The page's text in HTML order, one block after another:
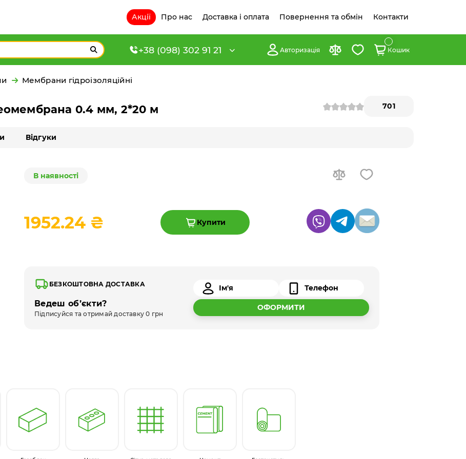
Акції Про нас Доставка і оплата Повернення та обмін Контакти
+38 (098) 302 91 21 Авторизація Кошик
Мембрани гідроізоляційні
0.4 мм, 2*20 м 701
Відгуки
В наявності
1952.24 ₴ Купити
БЕЗКОШТОВНА ДОСТАВКА
Ведеш об’єкти?
Підписуйся та отримай доставку 0 грн
ОФОРМИТИ